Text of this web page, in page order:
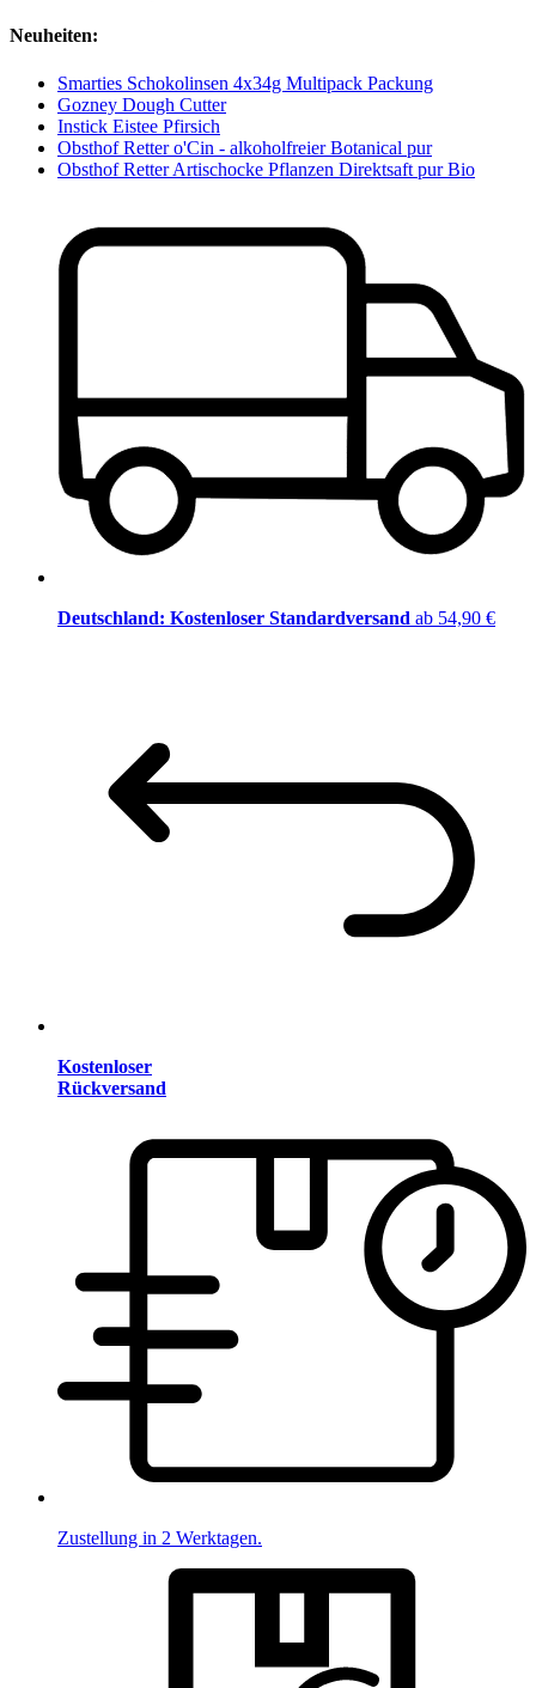
Neuheiten:
Smarties Schokolinsen 4x34g Multipack Packung
Gozney Dough Cutter
Instick Eistee Pfirsich
Obsthof Retter o'Cin - alkoholfreier Botanical pur
Obsthof Retter Artischocke Pflanzen Direktsaft pur Bio
Deutschland: Kostenloser Standardversand ab 54,90 €
Kostenloser
Rückversand
Zustellung in 2 Werktagen.